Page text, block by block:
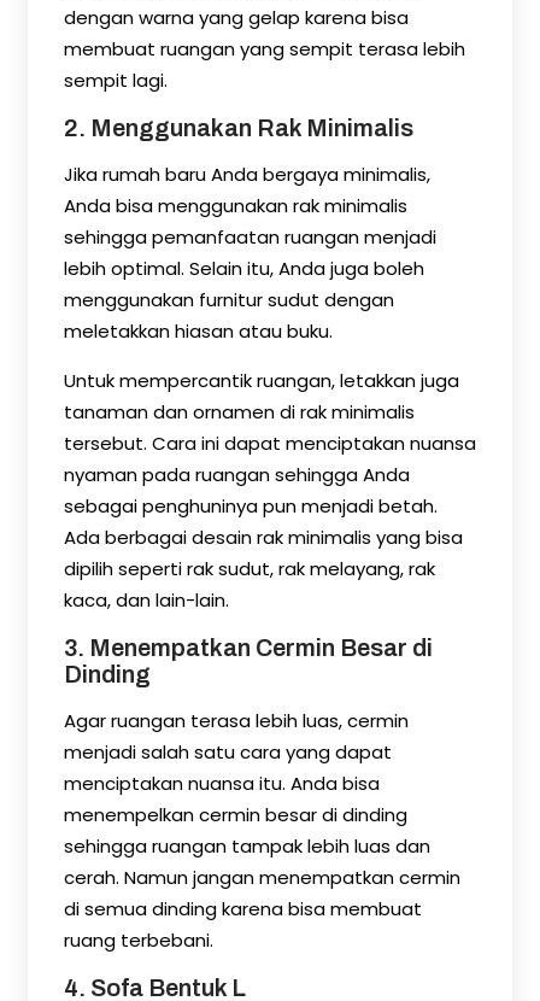
dengan warna yang gelap karena bisa
membuat ruangan yang sempit terasa lebih
sempit lagi.
2. Menggunakan Rak Minimalis
Jika rumah baru Anda bergaya minimalis,
Anda bisa menggunakan rak minimalis
sehingga pemanfaatan ruangan menjadi
lebih optimal. Selain itu, Anda juga boleh
menggunakan furnitur sudut dengan
meletakkan hiasan atau buku.
Untuk mempercantik ruangan, letakkan juga
tanaman dan ornamen di rak minimalis
tersebut. Cara ini dapat menciptakan nuansa
nyaman pada ruangan sehingga Anda
sebagai penghuninya pun menjadi betah.
Ada berbagai desain rak minimalis yang bisa
dipilih seperti rak sudut, rak melayang, rak
kaca, dan lain-lain.
3. Menempatkan Cermin Besar di
Dinding
Agar ruangan terasa lebih luas, cermin
menjadi salah satu cara yang dapat
menciptakan nuansa itu. Anda bisa
menempelkan cermin besar di dinding
sehingga ruangan tampak lebih luas dan
cerah. Namun jangan menempatkan cermin
di semua dinding karena bisa membuat
ruang terbebani.
4. Sofa Bentuk L